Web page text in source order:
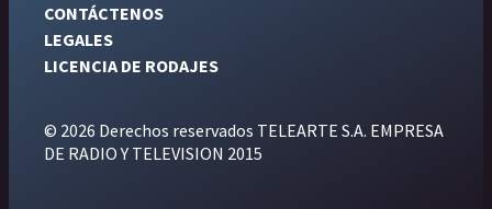
CONTÁCTENOS
LEGALES
LICENCIA DE RODAJES
© 2026 Derechos reservados TELEARTE S.A. EMPRESA
DE RADIO Y TELEVISION 2015